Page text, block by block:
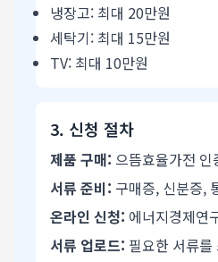
냉장고: 최대 20만원
세탁기: 최대 15만원
TV: 최대 10만원
3. 신청 절차
제품 구매: 으뜸효율가전 인
서류 준비: 구매증, 신분증,
온라인 신청: 에너지경제연
서류 업로드: 필요한 서류